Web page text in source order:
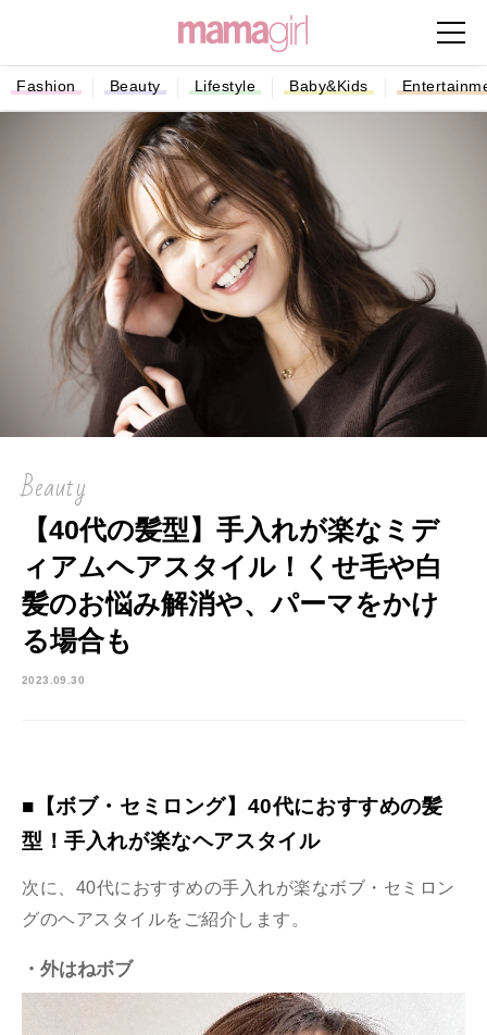
Fashion Beauty Lifestyle Baby&Kids
Beauty
【40代の髪型】手入れが楽なミデ
ィアムヘアスタイル！くせ毛や白
髪のお悩み解消や、パーマをかけ
る場合も
2023.09.30
■【ボブ・セミロング】40代におすすめの髪
型！手入れが楽なヘアスタイル
次に、40代におすすめの手入れが楽なボブ・セミロン
グのヘアスタイルをご紹介します。
・外はねボブ